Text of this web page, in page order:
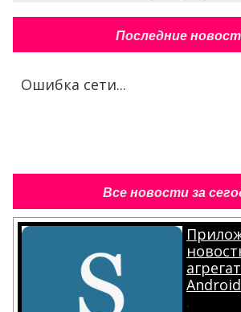
Последние
Ошибка сети...
Все новости за
Android
.